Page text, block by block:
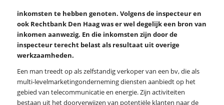
inkomsten te hebben genoten. Volgens de inspecteur en
ook Rechtbank Den Haag was er wel degelijk een bron van
inkomen aanwezig. En die inkomsten zijn door de
inspecteur terecht belast als resultaat uit overige
werkzaamheden.
Een man treedt op als zelfstandig verkoper van een bv, die als
multi-levelmarketingonderneming diensten aanbiedt op het
gebied van telecommunicatie en energie. Zijn activiteiten
bestaan uit het doorverwijzen van potentiële klanten naar de